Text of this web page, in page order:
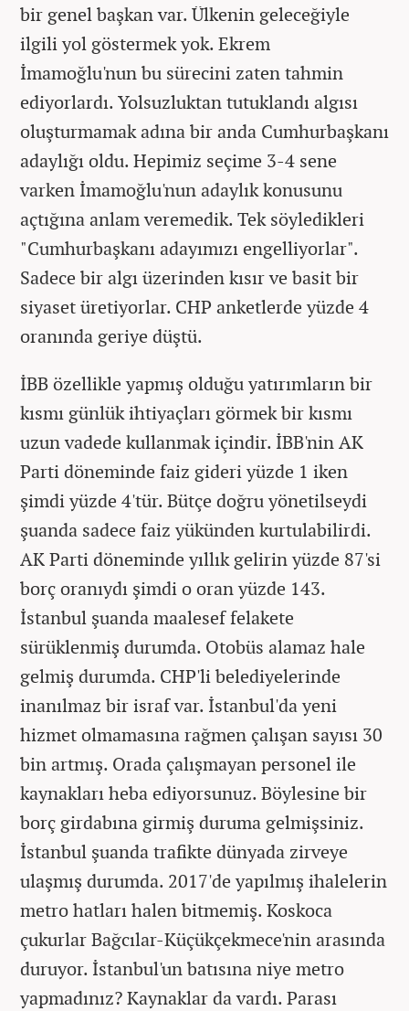
bir genel başkan var. Ülkenin geleceğiyle
ilgili yol göstermek yok. Ekrem
İmamoğlu'nun bu sürecini zaten tahmin
ediyorlardı. Yolsuzluktan tutuklandı algısı
oluşturmamak adına bir anda Cumhurbaşkanı
adaylığı oldu. Hepimiz seçime 3-4 sene
varken İmamoğlu'nun adaylık konusunu
açtığına anlam veremedik. Tek söyledikleri
"Cumhurbaşkanı adayımızı engelliyorlar".
Sadece bir algı üzerinden kısır ve basit bir
siyaset üretiyorlar. CHP anketlerde yüzde 4
oranında geriye düştü.
İBB özellikle yapmış olduğu yatırımların bir
kısmı günlük ihtiyaçları görmek bir kısmı
uzun vadede kullanmak içindir. İBB'nin AK
Parti döneminde faiz gideri yüzde 1 iken
şimdi yüzde 4'tür. Bütçe doğru yönetilseydi
şuanda sadece faiz yükünden kurtulabilirdi.
AK Parti döneminde yıllık gelirin yüzde 87'si
borç oranıydı şimdi o oran yüzde 143.
İstanbul şuanda maalesef felakete
sürüklenmiş durumda. Otobüs alamaz hale
gelmiş durumda. CHP'li belediyelerinde
inanılmaz bir israf var. İstanbul'da yeni
hizmet olmamasına rağmen çalışan sayısı 30
bin artmış. Orada çalışmayan personel ile
kaynakları heba ediyorsunuz. Böylesine bir
borç girdabına girmiş duruma gelmişsiniz.
İstanbul şuanda trafikte dünyada zirveye
ulaşmış durumda. 2017'de yapılmış ihalelerin
metro hatları halen bitmemiş. Koskoca
çukurlar Bağcılar-Küçükçekmece'nin arasında
duruyor. İstanbul'un batısına niye metro
yapmadınız? Kaynaklar da vardı. Parası